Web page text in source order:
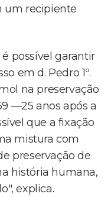
um recipiente
possível garantir
em d. Pedro 1º.
na preservação
—25 anos após a
que a fixação
mistura com
preservação de
história humana,
explica.